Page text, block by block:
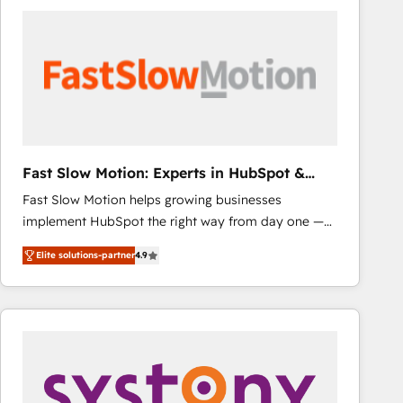
One company, one operating model, delivering
across offices and consulting teams in the UK, USA,
international offices and 175+ employees.
Fast Slow Motion: Experts in HubSpot &
Salesforce
Fast Slow Motion helps growing businesses
implement HubSpot the right way from day one —
with the flexibility to scale as complexity increases.
Highly certified in both HubSpot and Salesforce, we
bring deep experience in CRM implementation,
integrations, and data migration across modern
combines strong technical execution with real
business perspective. Many of our consultants have
Elite solutions-partner4.9